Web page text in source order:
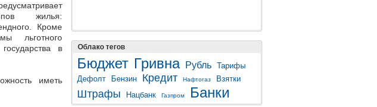
жилья:
Кроме
льготного
в
иметь
Облако тегов
Бюджет Гривна Рубль Тарифы
Дефолт
Бензин Кредит Нафтогаз Взятки
Штрафы Нацбанк Газпром Банки